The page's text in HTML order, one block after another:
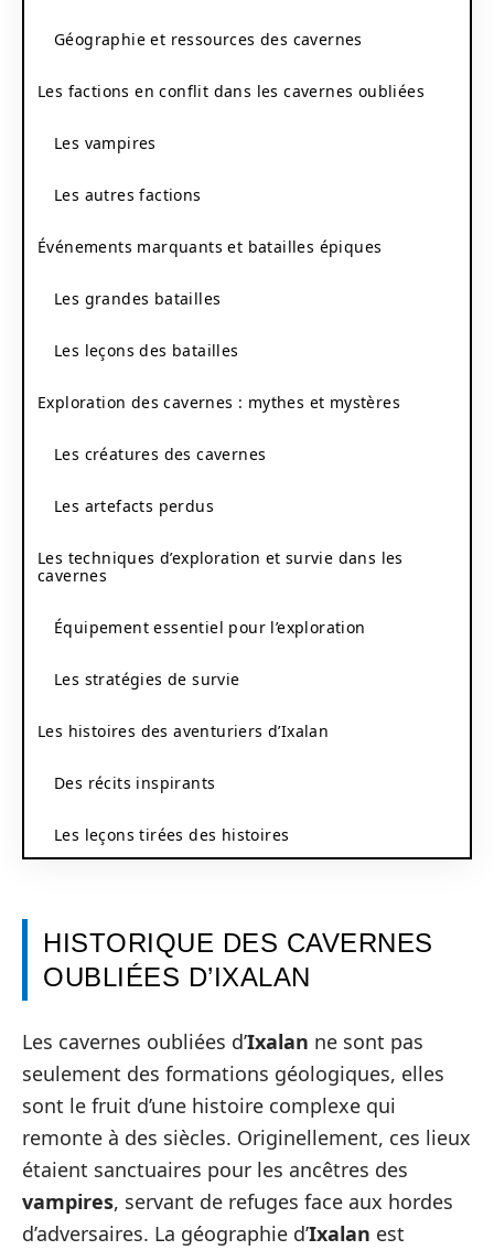
Géographie et ressources des cavernes
Les factions en conflit dans les cavernes oubliées
Les vampires
Les autres factions
Événements marquants et batailles épiques
Les grandes batailles
Les leçons des batailles
Exploration des cavernes : mythes et mystères
Les créatures des cavernes
Les artefacts perdus
Les techniques d’exploration et survie dans les
cavernes
Équipement essentiel pour l’exploration
Les stratégies de survie
Les histoires des aventuriers d’Ixalan
Des récits inspirants
Les leçons tirées des histoires
HISTORIQUE DES CAVERNES
OUBLIÉES D’IXALAN
Les cavernes oubliées d’Ixalan ne sont pas
seulement des formations géologiques, elles
sont le fruit d’une histoire complexe qui
remonte à des siècles. Originellement, ces lieux
étaient sanctuaires pour les ancêtres des
vampires, servant de refuges face aux hordes
d’adversaires. La géographie d’Ixalan est